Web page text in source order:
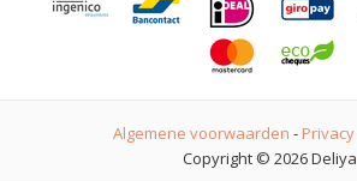
Algemene voorwaarden - Privacy
Copyright © 2026 Deliya